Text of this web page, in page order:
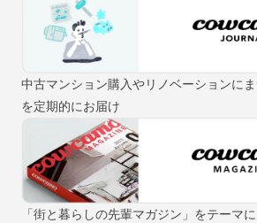
中古マンション購入やリノベーションに
を定期的にお届け
「街と暮らしの先輩マガジン」をテーマ